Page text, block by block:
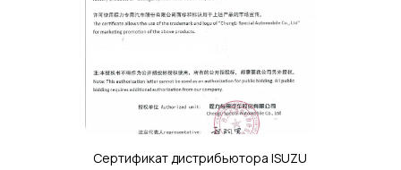
Сертификат дистрибьютора ISUZU